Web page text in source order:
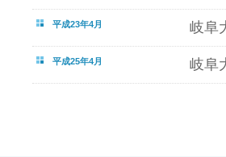
平成23年4月 岐阜
平成25年4月 岐阜